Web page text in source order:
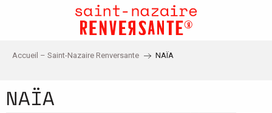
principal
Accueil – Saint-Nazaire Renversante NAÏA
NAÏA